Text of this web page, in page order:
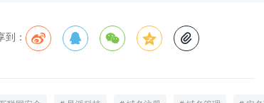
到：     